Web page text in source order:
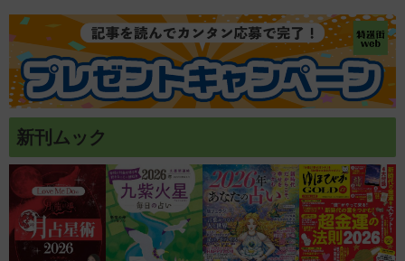
新刊ムック